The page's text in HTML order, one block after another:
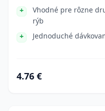
Vhodné pre rôzne
rýb
Jednoduché
4.76 €